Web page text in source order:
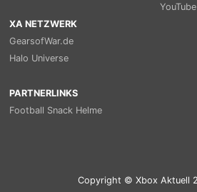
YouTube
XA NETZWERK
GearsofWar.de
Halo Universe
PARTNERLINKS
Football Snack Helme
Copyright © Xbox Aktuell